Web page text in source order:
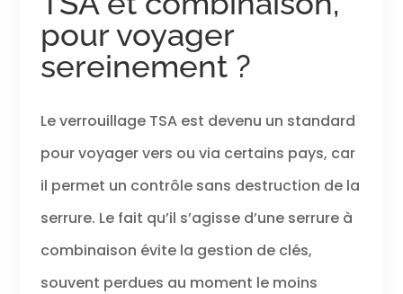
pour voyager
sereinement ?
Le verrouillage TSA est devenu un standard
pour voyager vers ou via certains pays, car
il permet un contrôle sans destruction de la
serrure. Le fait qu’il s’agisse d’une serrure à
combinaison évite la gestion de clés,
souvent perdues au moment le moins